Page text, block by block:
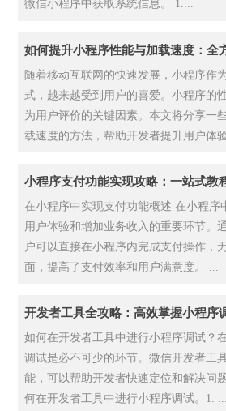
微信小程序中获取系统信息。 1....
如何提升小程序性能与加载速度：全
随着移动互联网的快速发展，小程序作
式，越来越受到用户的喜爱。小程序的
为用户评价的关键因素。本文将分享一
载速度的方法，帮助开发者提升用户体验
小程序支付功能实现攻略：一站式教
在小程序中实现支付功能概述 在小程序
用户体验和增加业务收入的重要环节。
户可以直接在小程序内完成支付操作，
面，提高了支付效率和用户满意度。 ...
开发者工具全攻略：高效掌握小程序
如何在开发者工具中进行小程序调试？
调试是必不可少的环节。微信开发者工
能，可以帮助开发者快速定位和解决问
何在开发者工具中进行小程序调试。1. ...